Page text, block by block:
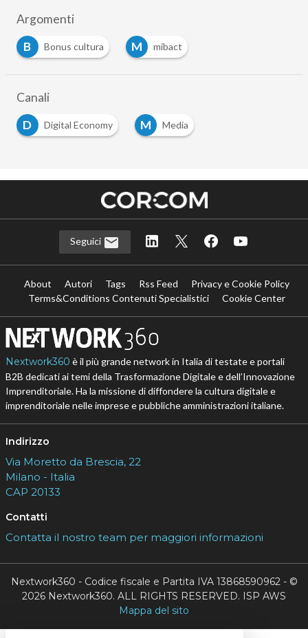
Argomenti
B
Bonus cultura M mibact
Canali
D
Digital Economy M Media
Seguici
About Autori Tags Rss Feed
Privacy e Cookie Policy
Terms&Conditions Contenuti Specialistici
Cookie Center
Nextwork360 è il più grande network in Italia di testate e portali
B2B dedicati ai temi della Trasformazione Digitale e dell’Innovazione
Imprenditoriale. Ha la missione di diffondere la cultura digitale e
imprenditoriale nelle imprese e pubbliche amministrazioni italiane.
Indirizzo
Via Moretto da Brescia, 22
Milano - Italia
CAP 20133
Contatti
Contatta il nostro team per maggiori informazioni
Nextwork360 - Codice fiscale e Partita IVA 13868590962 - ©
2026 Nextwork360. ALL RIGHTS RESERVED. ISP AWS
Mappa del sito